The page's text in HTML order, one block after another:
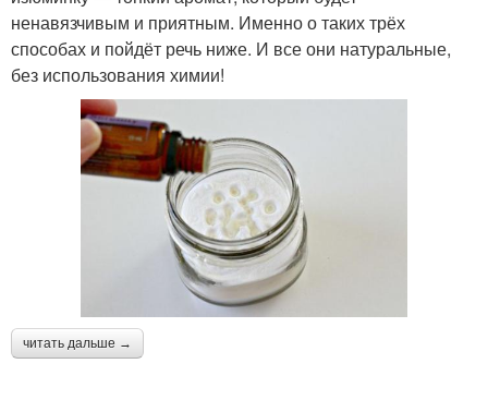
ненавязчивым и приятным. Именно о таких трёх
способах и пойдёт речь ниже. И все они натуральные,
без использования химии!
читать дальше →